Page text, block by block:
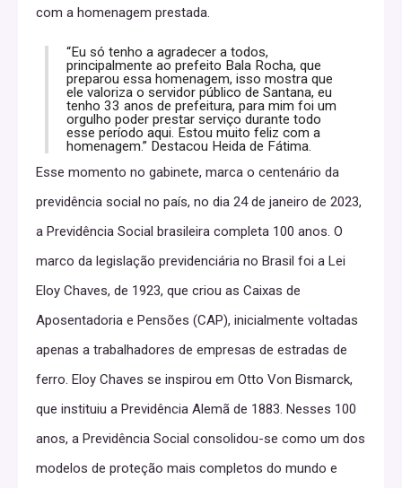
com a homenagem prestada.
“Eu só tenho a agradecer a todos,
principalmente ao prefeito Bala Rocha, que
preparou essa homenagem, isso mostra que
ele valoriza o servidor público de Santana, eu
tenho 33 anos de prefeitura, para mim foi um
orgulho poder prestar serviço durante todo
esse período aqui. Estou muito feliz com a
homenagem.” Destacou Heida de Fátima.
Esse momento no gabinete, marca o centenário da
previdência social no país, no dia 24 de janeiro de 2023,
a Previdência Social brasileira completa 100 anos. O
marco da legislação previdenciária no Brasil foi a Lei
Eloy Chaves, de 1923, que criou as Caixas de
Aposentadoria e Pensões (CAP), inicialmente voltadas
apenas a trabalhadores de empresas de estradas de
ferro. Eloy Chaves se inspirou em Otto Von Bismarck,
que instituiu a Previdência Alemã de 1883. Nesses 100
anos, a Previdência Social consolidou-se como um dos
modelos de proteção mais completos do mundo e